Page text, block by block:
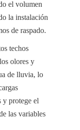
el volumen
la instalación
de raspado.
techos
olores y
de lluvia, lo
y protege el
las variables